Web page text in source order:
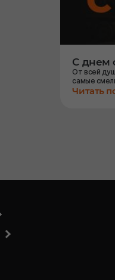
С днем
От всей
самые
Читать